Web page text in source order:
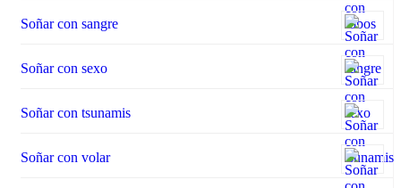
Soñar con sangre
Soñar con sexo
Soñar con tsunamis
Soñar con volar